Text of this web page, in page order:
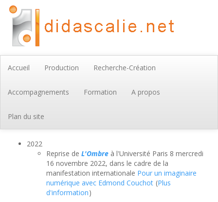
Accueil Production Recherche-Création
Accompagnements Formation A propos
Plan du site
2022
Reprise de L'Ombre à l'Université Paris 8 mercredi
16 novembre 2022, dans le cadre de la
manifestation internationale Pour un imaginaire
numérique avec Edmond Couchot (Plus
d'information)